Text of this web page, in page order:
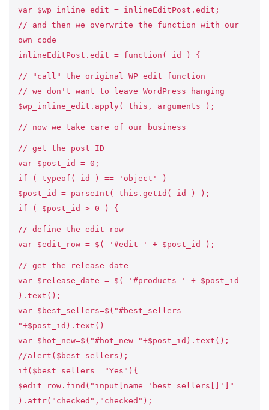
var $wp_inline_edit = inlineEditPost.edit;
// and then we overwrite the function with our
own code
inlineEditPost.edit = function( id ) {
// "call" the original WP edit function
// we don't want to leave WordPress hanging
$wp_inline_edit.apply( this, arguments );
// now we take care of our business
// get the post ID
var $post_id = 0;
if ( typeof( id ) == 'object' )
$post_id = parseInt( this.getId( id ) );
if ( $post_id > 0 ) {
// define the edit row
var $edit_row = $( '#edit-' + $post_id );
// get the release date
var $release_date = $( '#products-' + $post_id
).text();
var $best_sellers=$("#best_sellers-
"+$post_id).text()
var $hot_new=$("#hot_new-"+$post_id).text();
//alert($best_sellers);
if($best_sellers=="Yes"){
$edit_row.find("input[name='best_sellers[]']"
).attr("checked","checked");